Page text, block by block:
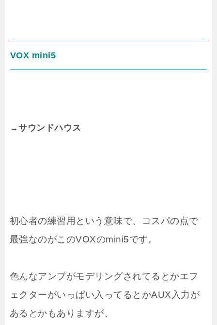
VOX mini5
→サウンドハウス
初心者の練習用という意味で、コスパの点で
最強なのがこのVOXのmini5です。
色んなアンプがモデリングされてるとかエフ
ェクターがいっぱい入ってるとかAUX入力が
あるとかもありますが、